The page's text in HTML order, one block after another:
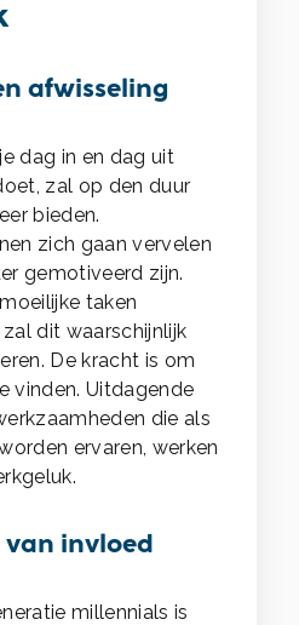
afwisseling
dag in en dag uit
zal op den duur
bieden.
zich gaan vervelen
gemotiveerd zijn.
taken
dit waarschijnlijk
De kracht is om
vinden. Uitdagende
die als
ervaren, werken
van invloed
millennials is